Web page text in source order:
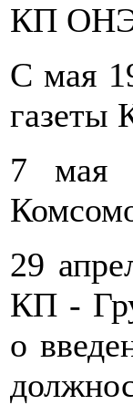
КП
С мая
газеты
7 мая
29
КП -
о